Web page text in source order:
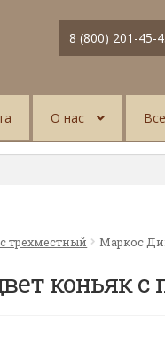
8 (800) 201-45-
О нас
трехместный Маркос
коньяк с